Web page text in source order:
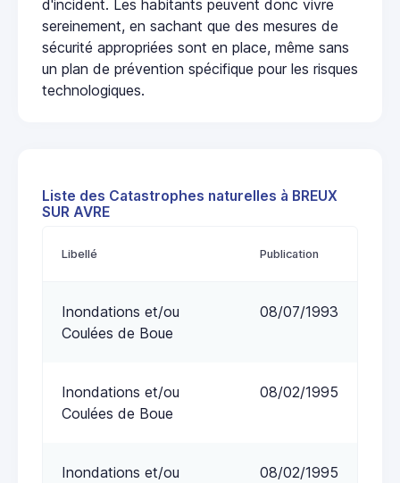
d'incident. Les habitants peuvent donc vivre
sereinement, en sachant que des mesures de
sécurité appropriées sont en place, même sans
un plan de prévention spécifique pour les risques
technologiques.
Liste des Catastrophes naturelles à BREUX
SUR AVRE
Libellé Publication
Inondations et/ou
Coulées de Boue
08/07/1993
Inondations et/ou
Coulées de Boue
08/02/1995
Inondations et/ou
08/02/1995